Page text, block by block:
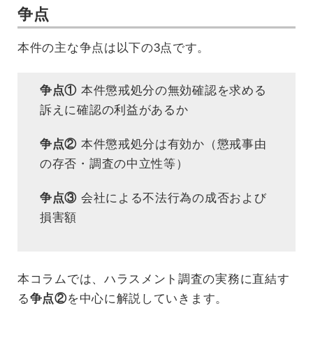
争点
本件の主な争点は以下の3点です。
争点① 本件懲戒処分の無効確認を求める
訴えに確認の利益があるか
争点② 本件懲戒処分は有効か（懲戒事由
の存否・調査の中立性等）
争点③ 会社による不法行為の成否および
損害額
本コラムでは、ハラスメント調査の実務に直結す
る争点②を中心に解説していきます。